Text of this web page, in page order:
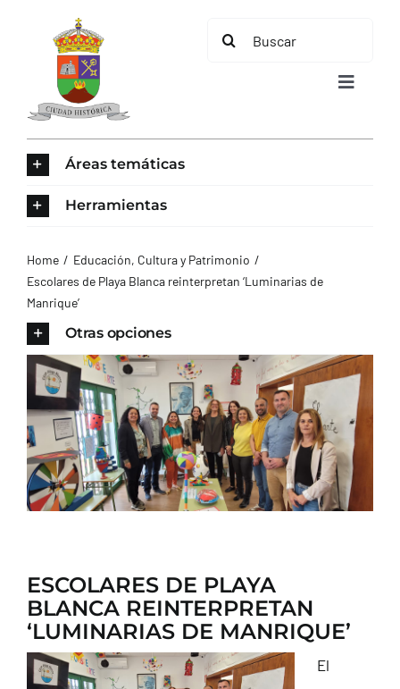
contenido
Buscar:
Toggle
AYUNTAMIENTO
TURISMO
CONTACTO
Áreas temáticas
Herramientas
Home
Educación, Cultura y Patrimonio
Escolares de Playa Blanca reinterpretan ‘Luminarias de
Manrique’
Otras opciones
ESCOLARES DE PLAYA
BLANCA REINTERPRETAN
‘LUMINARIAS DE MANRIQUE’
El